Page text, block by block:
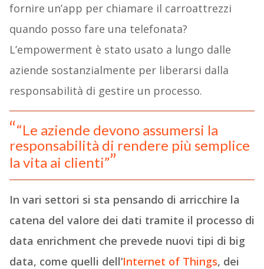
fornire un’app per chiamare il carroattrezzi
quando posso fare una telefonata?
L’empowerment è stato usato a lungo dalle
aziende sostanzialmente per liberarsi dalla
responsabilità di gestire un processo.
“Le aziende devono assumersi la
responsabilità di rendere più semplice
la vita ai clienti”
In vari settori si sta pensando di arricchire la
catena del valore dei dati tramite il processo di
data enrichment che prevede nuovi tipi di big
data, come quelli dell’Internet of Things, dei